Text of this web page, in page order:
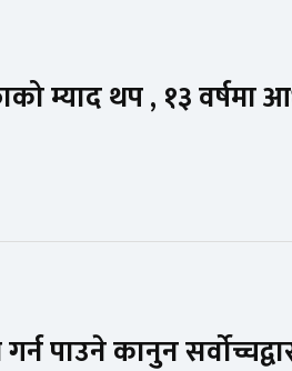
म्याद थप , १३ वर्षमा
गर्न पाउने कानुन